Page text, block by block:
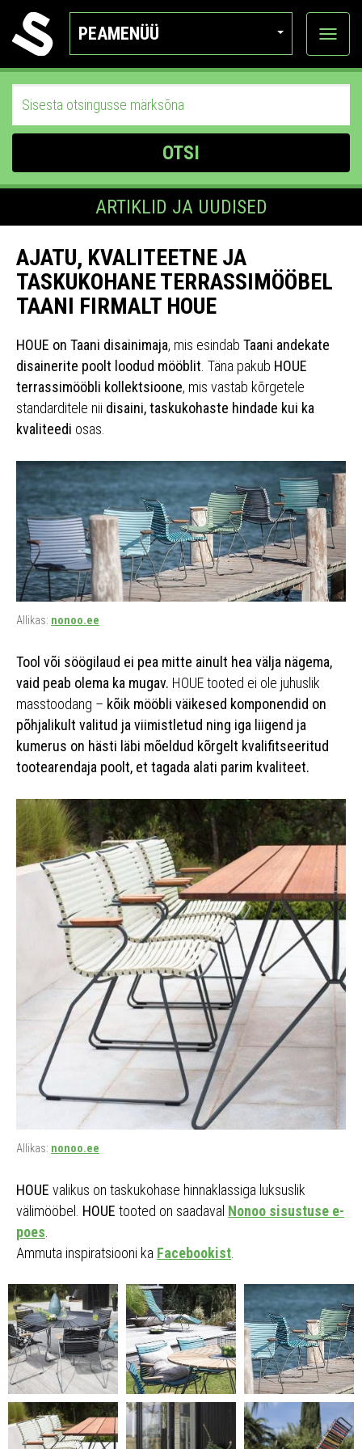
PEAMENÜÜ
Ava
OTSI
ARTIKLID JA UUDISED
AJATU, KVALITEETNE JA
TASKUKOHANE TERRASSIMÖÖBEL
TAANI FIRMALT HOUE
HOUE on Taani disainimaja, mis esindab Taani andekate
disainerite poolt loodud mööblit . Täna pakub HOUE
terrassimööbli kollektsioone, mis vastab kõrgetele
standarditele nii disaini, taskukohaste hindade kui ka
kvaliteedi osas.
Allikas: nonoo.ee
Tool või söögilaud ei pea mitte ainult hea välja nägema,
vaid peab olema ka mugav. HOUE tooted ei ole juhuslik
masstoodang – kõik mööbli väikesed komponendid on
põhjalikult valitud ja viimistletud ning iga liigend ja
kumerus on hästi läbi mõeldud kõrgelt kvalifitseeritud
tootearendaja poolt, et tagada alati parim kvaliteet.
Allikas: nonoo.ee
HOUE valikus on taskukohase hinnaklassiga luksuslik
välimööbel. HOUE tooted on saadaval Nonoo sisustuse e-
poes
Ammuta inspiratsiooni ka Facebookist